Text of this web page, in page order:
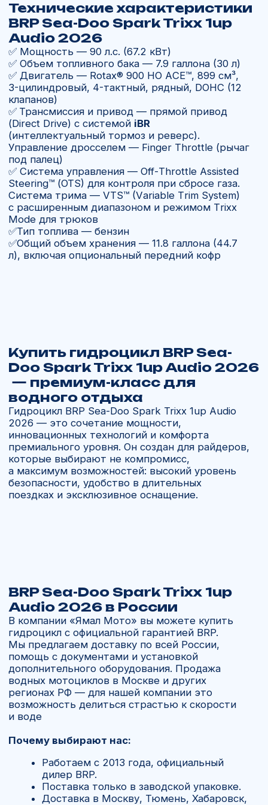
Купить гидроциклBRP Sea-
Doo Spark Trixx 1up Audio 2026
— премиум-класс для
водного отдыха
Гидроцикл BRP Sea-Doo Spark Trixx 1up Audio
2026 — это сочетание мощности,
инновационных технологий и комфорта
премиального уровня. Он создан для райдеров,
которые выбирают не компромисс,
а максимум возможностей: высокий уровень
безопасности, удобство в длительных
поездках и эксклюзивное оснащение.
BRP Sea-Doo Spark Trixx 1up
Audio 2026в России
В компании «Ямал Мото» вы можете купить
гидроцикл с официальной гарантией BRP.
Мы предлагаем доставку по всей России,
помощь с документами и установкой
дополнительного оборудования. Продажа
водных мотоциклов в Москве и других
Барнаул, Ханты-Мансийск, Пермь, Омск,
Красноярск, Новосибирск, Екатеринбург
и другие регионы РФ.
Гарантия качества и оригинального
происхождения техники.
Спросите у нас
Сомневаетесь в выборе или есть
вопросы по доставке?